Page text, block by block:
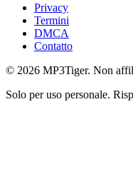
Privacy
Termini
DMCA
Contatto
© 2026 MP3Tiger. Non
Solo per uso personale.